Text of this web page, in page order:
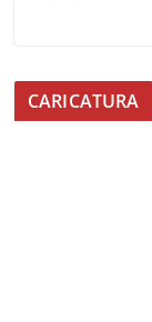
CARICATURA